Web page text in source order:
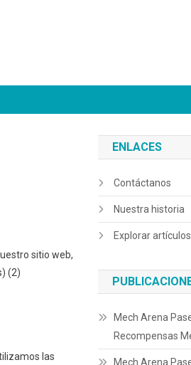
sitio web,
(2)
las
ENLACES
Contáctanos
Nuestra historia
Explorar artículos
Mech Arena
Recompensas
Mech Arena